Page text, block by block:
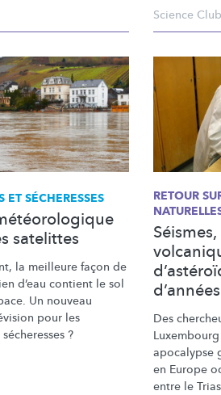
Science Club
SÉCHERESSES
satelittes
la meilleure façon de
d’eau contient le sol
Un nouveau
pour les
?
RETOUR
Des
apocalypse
en Europe
entre le